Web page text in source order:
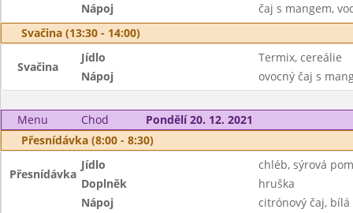
Nápoj
čaj s mangem,
Svačina (13:30 - 14:00)
Svačina
Jídlo
Termix, cereálie
Nápoj
ovocný čaj s
Menu Chod
Pondělí 20. 12. 2021
Přesnídávka (8:00 - 8:30)
Přesnídávka
Jídlo
chléb, sýrová
Doplněk
hruška
Nápoj
citrónový čaj, bílá